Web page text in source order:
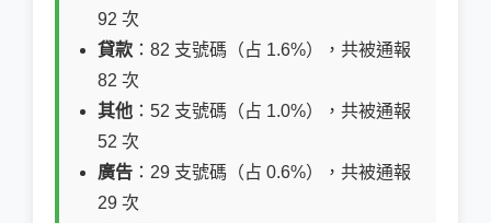
92 次
貸款 ：82 支號碼（占 1.6%），共被通報
82 次
其他 ：52 支號碼（占 1.0%），共被通報
52 次
廣告 ：29 支號碼（占 0.6%），共被通報
29 次